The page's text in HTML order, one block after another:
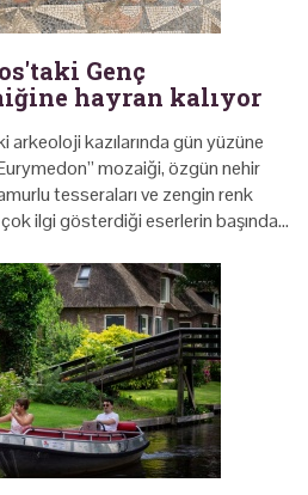
Genç
hayran kalıyor
kazılarında gün yüzüne
mozaiği, özgün nehir
tesseraları ve zengin renk
ilgi gösterdiği eserlerin başında…